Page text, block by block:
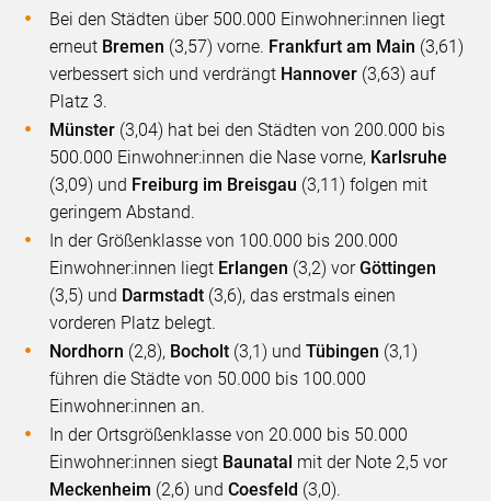
Bei den Städten über 500.000 Einwohner:innen liegt
erneut Bremen (3,57) vorne. Frankfurt am Main (3,61)
verbessert sich und verdrängt Hannover (3,63) auf
Platz 3.
Münster (3,04) hat bei den Städten von 200.000 bis
500.000 Einwohner:innen die Nase vorne, Karlsruhe
(3,09) und Freiburg im Breisgau (3,11) folgen mit
geringem Abstand.
In der Größenklasse von 100.000 bis 200.000
Einwohner:innen liegt Erlangen (3,2) vorGöttingen
(3,5) und Darmstadt (3,6), das erstmals einen
vorderen Platz belegt.
Nordhorn (2,8), Bocholt (3,1) undTübingen (3,1)
führen die Städte von 50.000 bis 100.000
Einwohner:innen an.
In der Ortsgrößenklasse von 20.000 bis 50.000
Einwohner:innen siegt Baunatal mit der Note 2,5 vor
Meckenheim (2,6) undCoesfeld (3,0).